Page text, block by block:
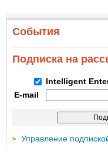
События
Подписка на
Intelligent
E-mail
Управление